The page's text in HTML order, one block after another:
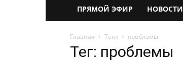
ПРЯМОЙ ЭФИР НОВОСТИ
Главная Теги проблемы
Тег: проблемы